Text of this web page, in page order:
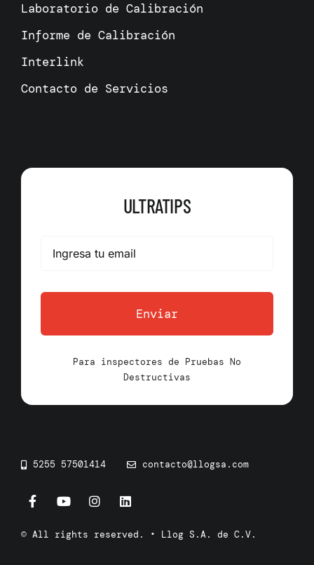
Laboratorio de Calibración
Informe de Calibración
Interlink
Contacto de Servicios
ULTRATIPS
Enviar
Para inspectores de Pruebas No
Destructivas
5255 57501414 contacto@llogsa.com
© All rights reserved. • Llog S.A. de C.V.